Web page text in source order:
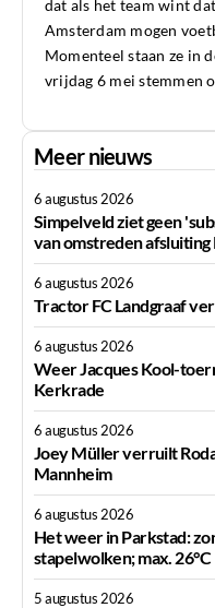
dat als het team wint
Amsterdam mogen
Momenteel staan ze in
vrijdag 6 mei stemmen
Meer nieuws
6 augustus 2026
Simpelveld ziet geen
van omstreden
6 augustus 2026
Tractor FC Landgraaf
6 augustus 2026
Weer Jacques Kool-
Kerkrade
6 augustus 2026
Joey Müller verruilt
Mannheim
6 augustus 2026
Het weer in Parkstad:
stapelwolken; max. 26°C
5 augustus 2026